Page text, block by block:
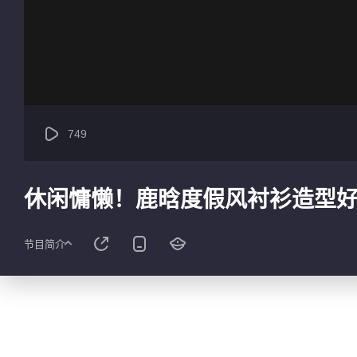
749
休闲慵懒！鹿晗度假风衬衫造型
节目简介